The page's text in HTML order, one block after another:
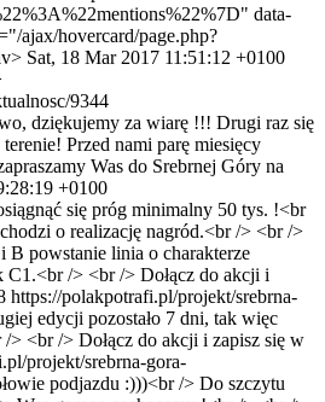
data-
ajax/hovercard/page.php?
Sat, 18 Mar 2017 11:51:12 +0100
9344
dziękujemy za wiarę !!! Drugi raz się
Przed nami parę miesięcy
Was do Srebrnej Góry na
+0100
się próg minimalny 50 tys. !<br
o realizację nagród.<br /> <br />
B powstanie linia o charakterze
/> <br /> Dołącz do akcji i
https://polakpotrafi.pl/projekt/srebrna-
edycji pozostało 7 dni, tak więc
> <br /> Dołącz do akcji i zapisz się w
projekt/srebrna-gora-
podjazdu :)))<br /> Do szczytu